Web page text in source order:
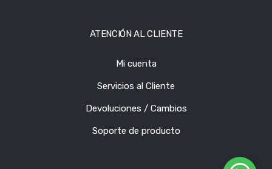
ATENCIÓN AL CLIENTE
Mi cuenta
Servicios al Cliente
Devoluciones / Cambios
Soporte de producto